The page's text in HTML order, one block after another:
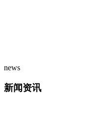
news
新闻资讯